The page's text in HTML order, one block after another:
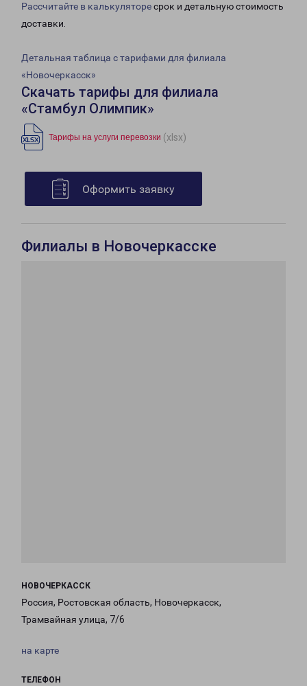
Рассчитайте в калькуляторесрок и детальную стоимость
доставки.
Детальная таблица с тарифами для филиала
«Новочеркасск»
Скачать тарифы для филиала
«Стамбул Олимпик»
Тарифы на услуги перевозки (xlsx)
Оформить заявку
Филиалы в Новочеркасске
НОВОЧЕРКАССК
Россия, Ростовская область, Новочеркасск,
Трамвайная улица, 7/6
на карте
ТЕЛЕФОН